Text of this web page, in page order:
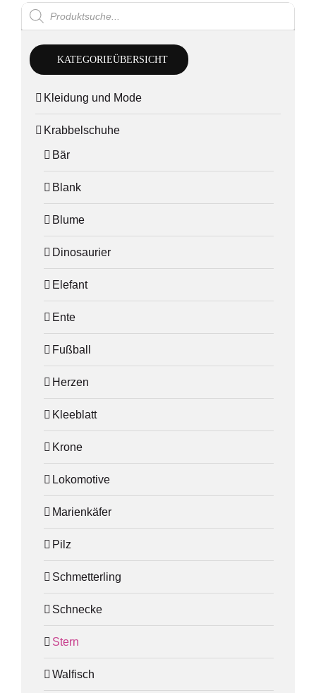
Products
search
KATEGORIEÜBERSICHT
Kleidung und Mode
Krabbelschuhe
Bär
Blank
Blume
Dinosaurier
Elefant
Ente
Fußball
Herzen
Kleeblatt
Krone
Lokomotive
Marienkäfer
Pilz
Schmetterling
Schnecke
Stern
Walfisch